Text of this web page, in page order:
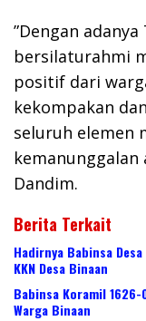
”Dengan
bersilaturahmi
positif dari
kekompakan
seluruh elemen
kemanunggalan
Dandim.
Berita Terkait
Hadirnya Babinsa
KKN Desa Binaan
Babinsa Koramil
Warga Binaan